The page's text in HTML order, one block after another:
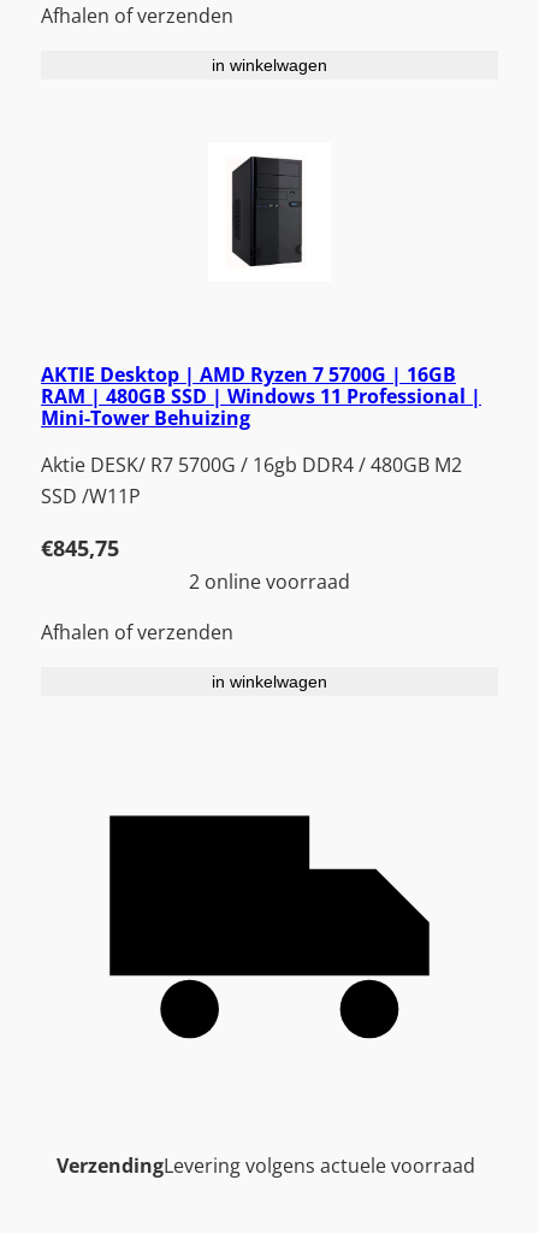
Afhalen of verzenden
in winkelwagen
AKTIE Desktop | AMD Ryzen 7 5700G | 16GB
RAM | 480GB SSD | Windows 11 Professional |
Mini-Tower Behuizing
Aktie DESK/ R7 5700G / 16gb DDR4 / 480GB M2
SSD /W11P
€845,75
2 online voorraad
Afhalen of verzenden
in winkelwagen
VerzendingLevering volgens actuele voorraad